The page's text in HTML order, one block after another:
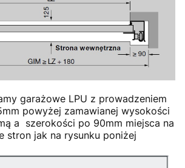
garażowe LPU z prowadzeniem
powyżej zamawianej wysokości
a szerokości po 90mm miejsca na
stron jak na rysunku poniżej